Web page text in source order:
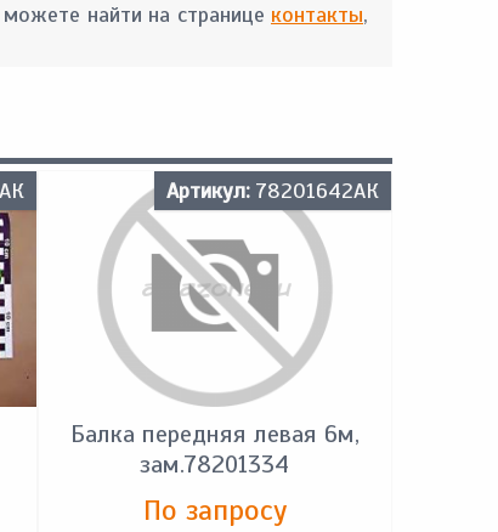
найти на странице контакты,
Артикул: 78201642АК
Балка передняя левая 6м,
зам.78201334
По запросу